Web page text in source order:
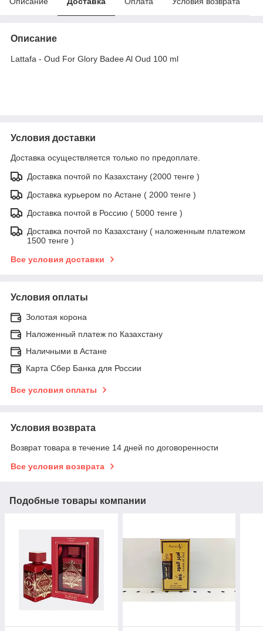
Описание
Lattafa - Oud For Glory Badee Al Oud 100 ml
Условия доставки
Доставка осуществляется только по предоплате.
Доставка почтой по Казахстану (2000 тенге )
Доставка курьером по Астане ( 2000 тенге )
Доставка почтой в Россию ( 5000 тенге )
Доставка почтой по Казахстану ( наложенным платежом
1500 тенге )
Все условия доставки
Условия оплаты
Золотая корона
Наложенный платеж по Казахстану
Наличными в Астане
Карта Сбер Банка для России
Все условия оплаты
Условия возврата
Возврат товара в течение 14 дней по договоренности
Все условия возврата
Подобные товары компании